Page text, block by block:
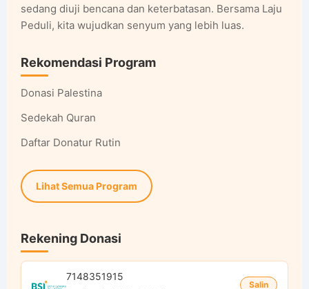
sedang diuji bencana dan keterbatasan. Bersama Laju
Peduli, kita wujudkan senyum yang lebih luas.
Rekomendasi Program
Donasi Palestina
Sedekah Quran
Daftar Donatur Rutin
Lihat Semua Program
Rekening Donasi
7148351915
Salin